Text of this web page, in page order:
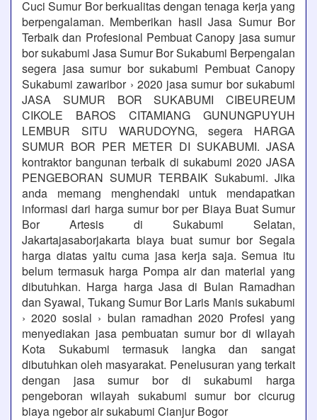
Cuci Sumur Bor berkualitas dengan tenaga kerja yang
berpengalaman. Memberikan hasil Jasa Sumur Bor
Terbaik dan Profesional Pembuat Canopy jasa sumur
bor sukabumi Jasa Sumur Bor Sukabumi Berpengalan
segera jasa sumur bor sukabumi Pembuat Canopy
Sukabumi zawaribor › 2020 jasa sumur bor sukabumi
JASA SUMUR BOR SUKABUMI CIBEUREUM
CIKOLE BAROS CITAMIANG GUNUNGPUYUH
LEMBUR SITU WARUDOYNG, segera HARGA
SUMUR BOR PER METER DI SUKABUMI. JASA
kontraktor bangunan terbaik di sukabumi 2020 JASA
PENGEBORAN SUMUR TERBAIK Sukabumi. Jika
anda memang menghendaki untuk mendapatkan
informasi dari harga sumur bor per Biaya Buat Sumur
Bor Artesis di Sukabumi Selatan,
Jakartajasaborjakarta biaya buat sumur bor Segala
harga diatas yaitu cuma jasa kerja saja. Semua itu
belum termasuk harga Pompa air dan material yang
dibutuhkan. Harga harga Jasa di Bulan Ramadhan
dan Syawal, Tukang Sumur Bor Laris Manis sukabumi
› 2020 sosial › bulan ramadhan 2020 Profesi yang
menyediakan jasa pembuatan sumur bor di wilayah
Kota Sukabumi termasuk langka dan sangat
dibutuhkan oleh masyarakat. Penelusuran yang terkait
dengan jasa sumur bor di sukabumi harga
pengeboran wilayah sukabumi sumur bor cicurug
biaya ngebor air sukabumi Cianjur Bogor